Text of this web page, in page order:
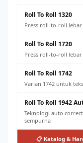
Roll To Roll 1320
Press roll-to-roll
Roll To Roll 1720
Press roll-to-roll lebar
Roll To Roll 1742
Varian 1742 untuk
Roll To Roll 1942
Teknologi auto
sempurna
📋 Katalog &